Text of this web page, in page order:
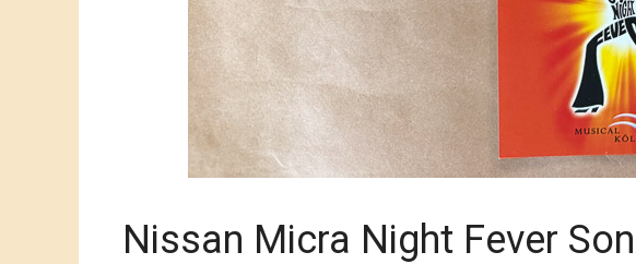
Nissan Micra Night Fever